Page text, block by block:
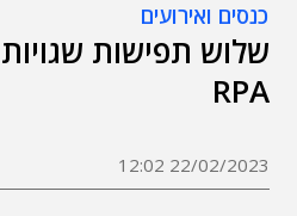
כנסים ואירועים
שלוש תפישות
RPA
22/02/2023 12:02